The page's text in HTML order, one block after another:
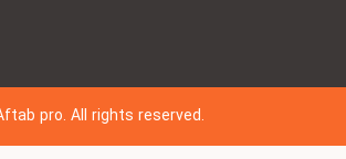
Aftab pro. All rights reserved.